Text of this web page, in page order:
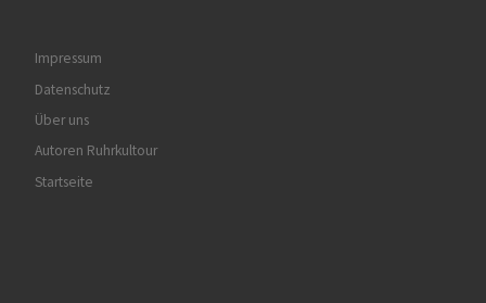
Impressum
Datenschutz
Über uns
Autoren Ruhrkultour
Startseite